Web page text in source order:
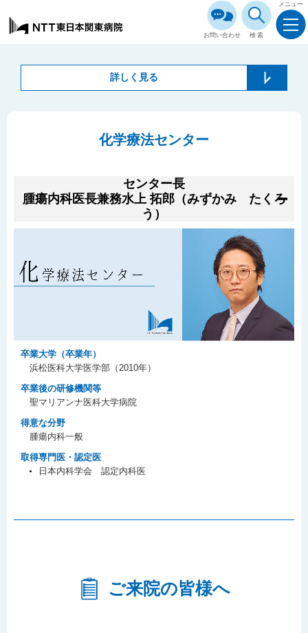
お問い合わせ 検索
メニュー
詳しく見る
化学療法センター
センター長
腫瘍内科医長兼務水上 拓郎（みずかみ たくろ
う）
卒業大学（卒業年）
浜松医科大学医学部（2010年）
卒業後の研修機関等
聖マリアンナ医科大学病院
得意な分野
腫瘍内科一般
取得専門医・認定医
日本内科学会 認定内科医
ご来院の皆様へ